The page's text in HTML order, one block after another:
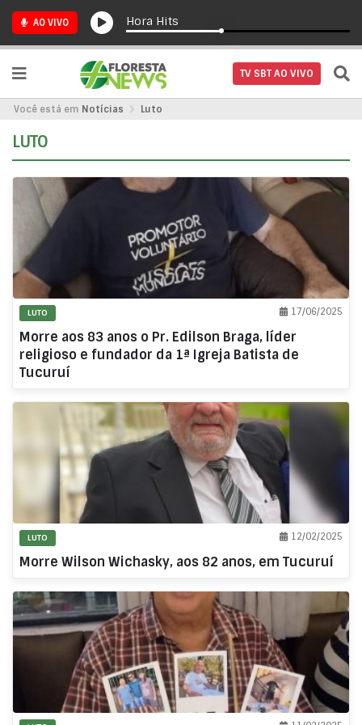
AO VIVO Hora Hits
TV SBT AO VIVO
Você está em Notícias Luto
LUTO
17/06/2025
LUTO
Morre aos 83 anos o Pr. Edilson Braga, líder
religioso e fundador da 1ª Igreja Batista de
Tucuruí
12/02/2025
LUTO
Morre Wilson Wichasky, aos 82 anos, em Tucuruí